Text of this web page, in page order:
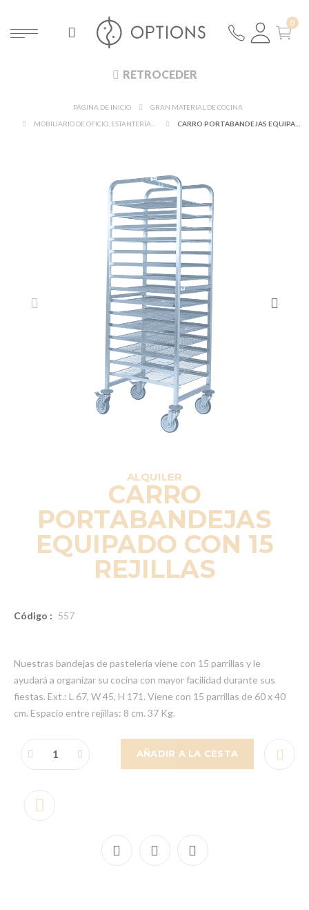
RETROCEDER
PÁGINA DE INICIO
GRAN MATERIAL DE COCINA
ALQUILER
CARRO
PORTABANDEJAS
EQUIPADO CON 15
REJILLAS
Código : 557
Nuestras bandejas de pastelería viene con 15 parrillas y le
ayudará a organizar su cocina con mayor facilidad durante sus
fiestas. Ext.: L 67, W 45, H 171. Viene con 15 parrillas de 60 x 40
cm. Espacio entre rejillas: 8 cm. 37 Kg.
AÑADIR A LA CESTA